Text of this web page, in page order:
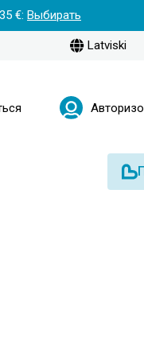
€: Выбирать
Latviski